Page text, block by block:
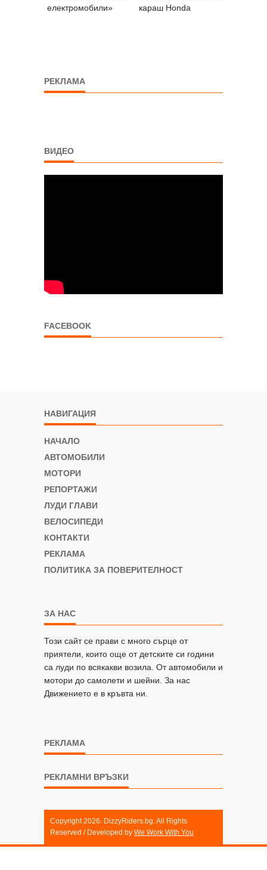
електромобили»
караш Honda
РЕКЛАМА
ВИДЕО
FACEBOOK
НАВИГАЦИЯ
НАЧАЛО
АВТОМОБИЛИ
МОТОРИ
РЕПОРТАЖИ
ЛУДИ ГЛАВИ
ВЕЛОСИПЕДИ
КОНТАКТИ
РЕКЛАМА
ПОЛИТИКА ЗА ПОВЕРИТЕЛНОСТ
ЗА НАС
Този сайт се прави с много сърце от
приятели, които още от детските си години
са луди по всякакви возила. От автомобили и
мотори до самолети и шейни. За нас
Движението е в кръвта ни.
РЕКЛАМА
РЕКЛАМНИ ВРЪЗКИ
Copyright 2026. DizzyRiders.bg. All Rights
Reserved / Developed by We Work With You